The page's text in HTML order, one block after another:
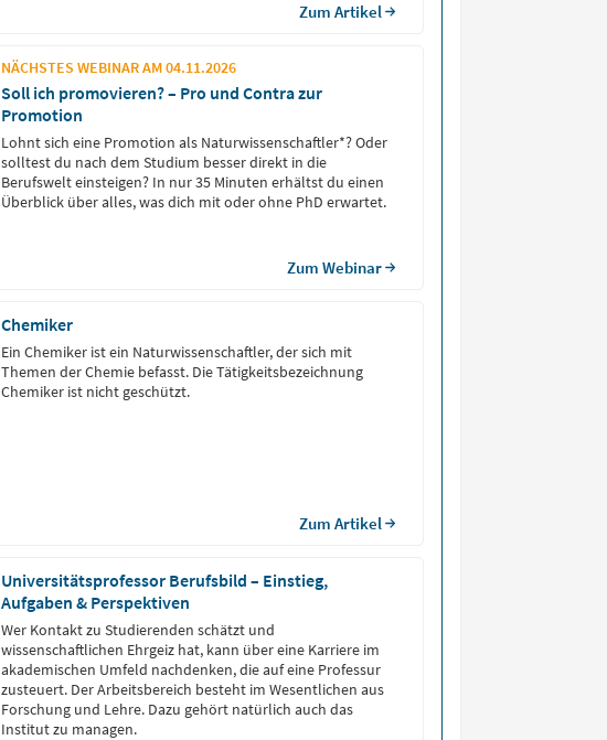
Zum Artikel
NÄCHSTES WEBINAR AM 04.11.2026
Soll ich promovieren? – Pro und Contra zur
Promotion
Lohnt sich eine Promotion als Naturwissenschaftler*? Oder
solltest du nach dem Studium besser direkt in die
Berufswelt einsteigen? In nur 35 Minuten erhältst du einen
Überblick über alles, was dich mit oder ohne PhD erwartet.
Zum Webinar
Chemiker
Ein Chemiker ist ein Naturwissenschaftler, der sich mit
Themen der Chemie befasst. Die Tätigkeitsbezeichnung
Chemiker ist nicht geschützt.
Zum Artikel
Universitätsprofessor Berufsbild – Einstieg,
Aufgaben & Perspektiven
Wer Kontakt zu Studierenden schätzt und
wissenschaftlichen Ehrgeiz hat, kann über eine Karriere im
akademischen Umfeld nachdenken, die auf eine Professur
zusteuert. Der Arbeitsbereich besteht im Wesentlichen aus
Forschung und Lehre. Dazu gehört natürlich auch das
Institut zu managen.